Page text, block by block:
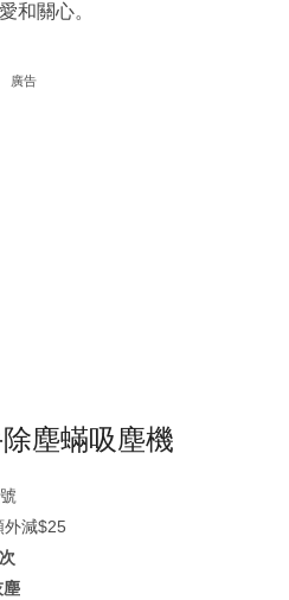
和關心。
廣告
塵蟎吸塵機
外減$25